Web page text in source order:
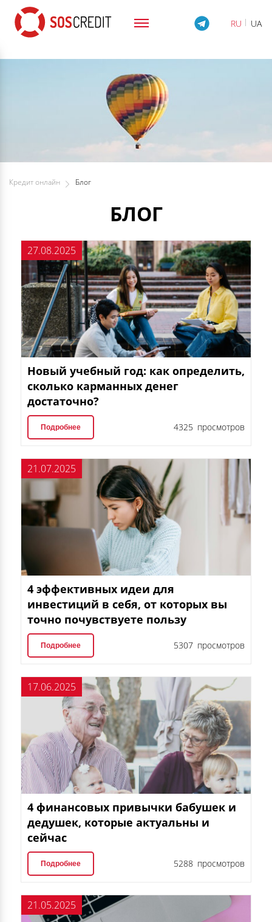
pagination.
RU UA
Кредит онлайн Блог
БЛОГ
27.08.2025
Новый учебный год: как определить,
сколько карманных денег
достаточно?
Подробнее 4325 просмотров
21.07.2025
4 эффективных идеи для
инвестиций в себя, от которых вы
точно почувствуете пользу
Подробнее 5307 просмотров
17.06.2025
4 финансовых привычки бабушек и
дедушек, которые актуальны и
сейчас
Подробнее 5288 просмотров
21.05.2025